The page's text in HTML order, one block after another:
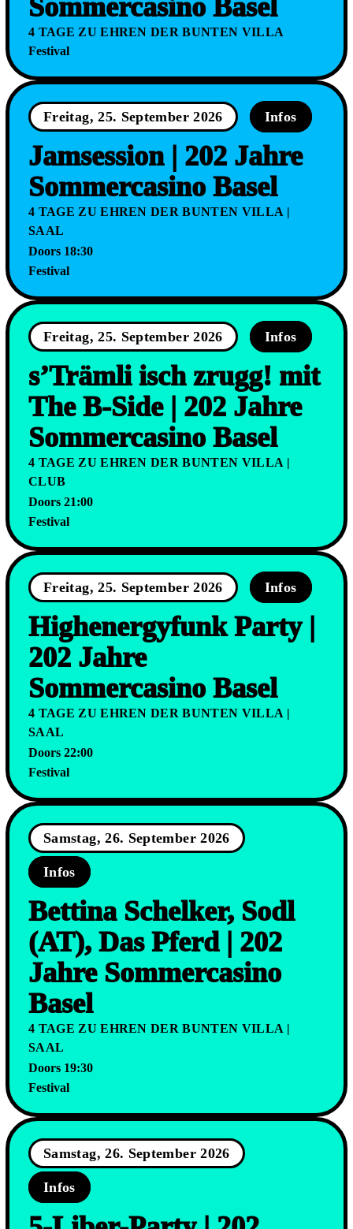
Sommercasino Basel
4 TAGE ZU EHREN DER BUNTEN VILLA
Festival
Freitag, 25. September 2026 Infos
Jamsession | 202 Jahre
Sommercasino Basel
4 TAGE ZU EHREN DER BUNTEN VILLA |
SAAL
Doors 18:30
Festival
Freitag, 25. September 2026 Infos
s’Trämli isch zrugg! mit
The B-Side | 202 Jahre
Sommercasino Basel
4 TAGE ZU EHREN DER BUNTEN VILLA |
CLUB
Doors 21:00
Festival
Freitag, 25. September 2026 Infos
Highenergyfunk Party |
202 Jahre
Sommercasino Basel
4 TAGE ZU EHREN DER BUNTEN VILLA |
SAAL
Doors 22:00
Festival
Samstag, 26. September 2026
Infos
Bettina Schelker, Sodl
(AT), Das Pferd | 202
Jahre Sommercasino
Basel
4 TAGE ZU EHREN DER BUNTEN VILLA |
SAAL
Doors 19:30
Festival
Samstag, 26. September 2026
Infos